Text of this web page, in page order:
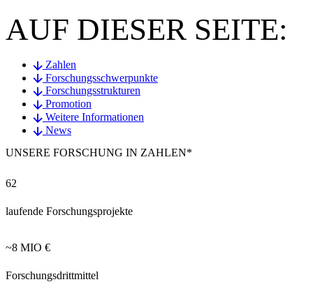
AUF DIESER SEITE:
Zahlen
Forschungsschwerpunkte
Forschungsstrukturen
Promotion
Weitere Informationen
News
UNSERE FORSCHUNG IN ZAHLEN*
62
laufende Forschungsprojekte
~8 MIO €
Forschungsdrittmittel